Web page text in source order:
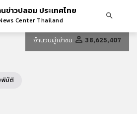
ข่าวปลอม ประเทศไทย
Center Thailand
จำนวนผู้เข้าชม 38,625,407
บัติ